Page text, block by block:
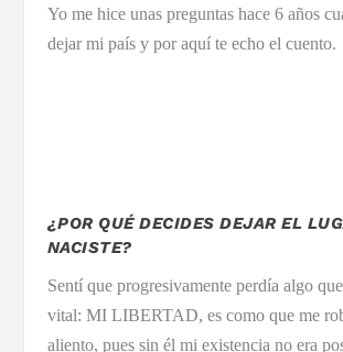
Yo me hice unas preguntas hace 6 años
dejar mi país y por aquí te echo el cuento.
¿POR QUÉ DECIDES DEJAR EL
NACISTE?
Sentí que progresivamente perdía algo
vital: MI LIBERTAD, es como que me
aliento, pues sin él mi existencia no era